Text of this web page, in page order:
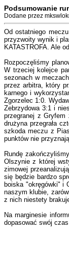
Podsumowanie
Dodane przez
Od ostatniego
przyzwoity wynik i
KATASTROFA. Ale
Rozpoczęliśmy
W trzeciej kolejce
sezonach w
przez arbitra, który
karnego i
Zgorzelec 1:0.
Zebrzydowa 3:1 i
przegranej z Gryfem
drużyna przegrała
szkoda meczu z
punktów nie
Rundę
Olszynie z której
zimowej
się będzie bardzo
boiska "okręgówki" i
naszym klubie,
z nich niestety
Na marginesie
dopasować swój